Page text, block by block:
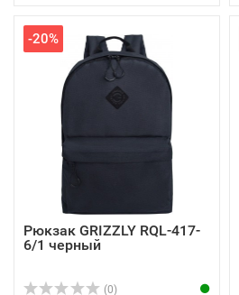
-20%
Рюкзак GRIZZLY RQL-417-
6/1 черный
(0)